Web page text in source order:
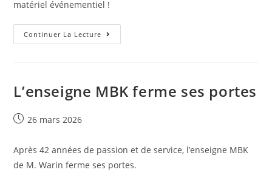
matériel événementiel !
Continuer La Lecture
L’enseigne MBK ferme ses portes
26 mars 2026
Après 42 années de passion et de service, l’enseigne MBK
de M. Warin ferme ses portes.